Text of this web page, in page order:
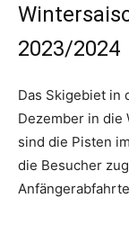
2023/2024
Das Skigebiet in
Dezember in
sind die Pisten
die Besucher